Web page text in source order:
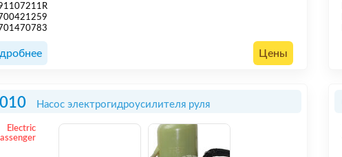
Цены
Насос электрогидроусилителя руля
Electric